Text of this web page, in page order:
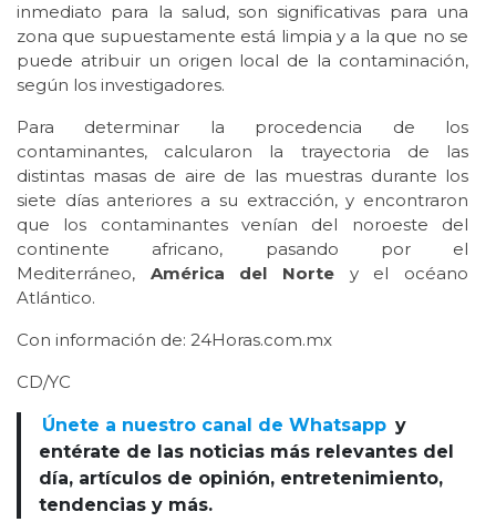
inmediato para la salud, son significativas para una
zona que supuestamente está limpia y a la que no se
puede atribuir un origen local de la contaminación,
según los investigadores.
Para determinar la procedencia de los
contaminantes, calcularon la trayectoria de las
distintas masas de aire de las muestras durante los
siete días anteriores a su extracción, y encontraron
que los contaminantes venían del noroeste del
continente africano, pasando por el
Mediterráneo, América del Norte y el océano
Atlántico.
Con información de: 24Horas.com.mx
CD/YC
Únete a nuestro canal de Whatsapp y
entérate de las noticias más relevantes del
día, artículos de opinión, entretenimiento,
tendencias y más.